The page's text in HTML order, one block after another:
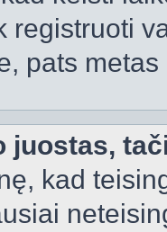
registruoti
pats
juostas,
kad